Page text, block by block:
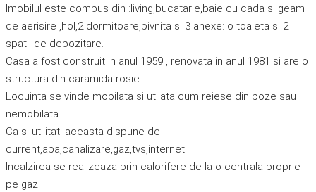
Imobilul este compus din :living,bucatarie,baie cu cada si geam
de aerisire ,hol,2 dormitoare,pivnita si 3 anexe: o toaleta si 2
spatii de depozitare.
Casa a fost construit in anul 1959 , renovata in anul 1981 si are o
structura din caramida rosie .
Locuinta se vinde mobilata si utilata cum reiese din poze sau
nemobilata.
Ca si utilitati aceasta dispune de :
current,apa,canalizare,gaz,tvs,internet.
Incalzirea se realizeaza prin calorifere de la o centrala proprie
pe gaz.